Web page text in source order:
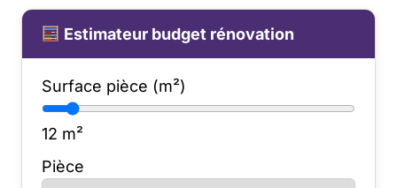
Estimateur budget rénovation
Surface pièce (m²)
12 m²
Pièce